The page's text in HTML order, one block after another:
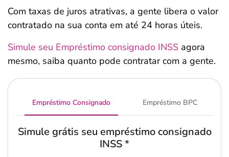
Com taxas de juros atrativas, a gente libera o valor
contratado na sua conta em até 24 horas úteis.
Simule seu Empréstimo consignado INSS agora
mesmo, saiba quanto pode contratar com a gente.
Empréstimo Consignado Empréstimo BPC
Simule grátis seu empréstimo consignado
INSS*